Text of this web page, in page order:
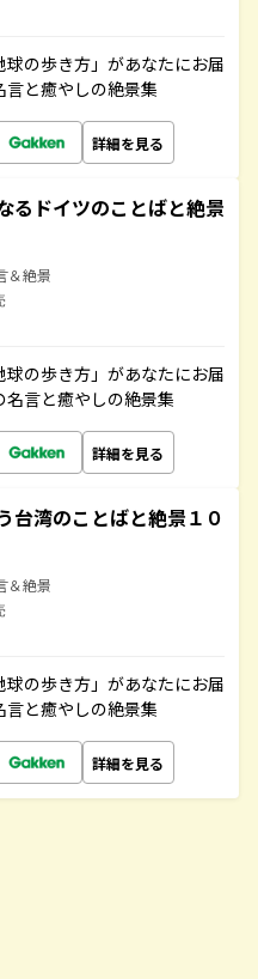
の歩き方」があなたにお届
言と癒やしの絶景集
詳細を見る
るドイツのことばと絶景
＆絶景
の歩き方」があなたにお届
言と癒やしの絶景集
詳細を見る
台湾のことばと絶景１０
＆絶景
の歩き方」があなたにお届
言と癒やしの絶景集
詳細を見る